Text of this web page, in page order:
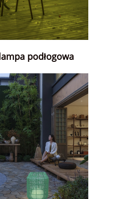
podłogowa